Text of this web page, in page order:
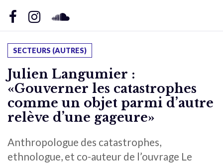
SECTEURS (AUTRES)
Julien Langumier :
«Gouverner les catastrophes
comme un objet parmi d’autre
relève d’une gageure»
Anthropologue des catastrophes,
ethnologue, et co-auteur de l’ouvrage Le